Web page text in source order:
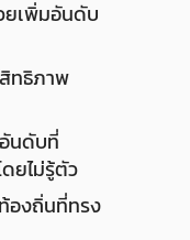
ยเพิ่มอันดับ
ทธิภาพ
นดับที่
ยไม่รู้ตัว
องถิ่นที่ทรง